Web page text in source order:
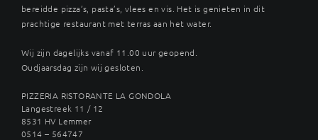
bereidde pizza’s, pasta’s, vlees en vis. Het is genieten in dit
prachtige restaurant met terras aan het water.
Wij zijn dagelijks vanaf 11.00 uur geopend.
Oudjaarsdag zijn wij gesloten.
PIZZERIA RISTORANTE LA GONDOLA
Langestreek 11 / 12
8531 HV Lemmer
0514 – 564747